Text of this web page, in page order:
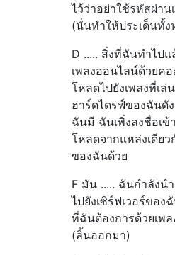
ไว้ว่าอย่าใช้รหัสผ่า
(นั่นทำให้ประเด็นทั้
D ..... สิ่งที่ฉันทำไป
เพลงออนไลน์ด้วยค
โหลดไปยังเพลงที่เล่
ฮาร์ดไดรฟ์ของฉันดั
ฉันมี ฉันเพิ่งลงชื่อเ
โหลดจากแหล่งเดีย
ของฉันด้วย
F มัน ..... ฉันกำลังน
ไปยังเซิร์ฟเวอร์ขอ
ที่ฉันต้องการด้วยเพ
(ลิ้นออกมา)